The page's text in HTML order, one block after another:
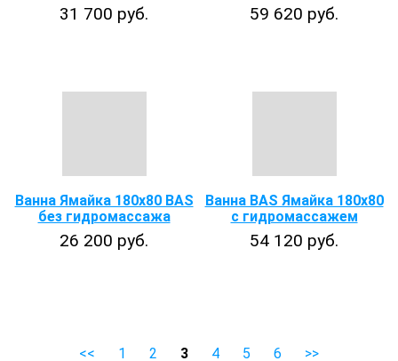
31 700 руб. 59 620 руб.
Ванна Ямайка 180х80 BAS
без гидромассажа
26 200 руб.
Ванна BAS Ямайка 180х80
с гидромассажем
54 120 руб.
<< 1 2 3 4 5 6 >>